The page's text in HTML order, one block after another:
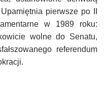
pierwsze po II
w 1989 roku:
wolne do Senatu,
referendum